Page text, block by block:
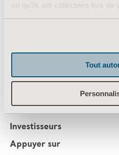
ou qu'ils ont collectées lors de
services.
Tout
About us
Connaissances
Investisseurs
Appuyer sur